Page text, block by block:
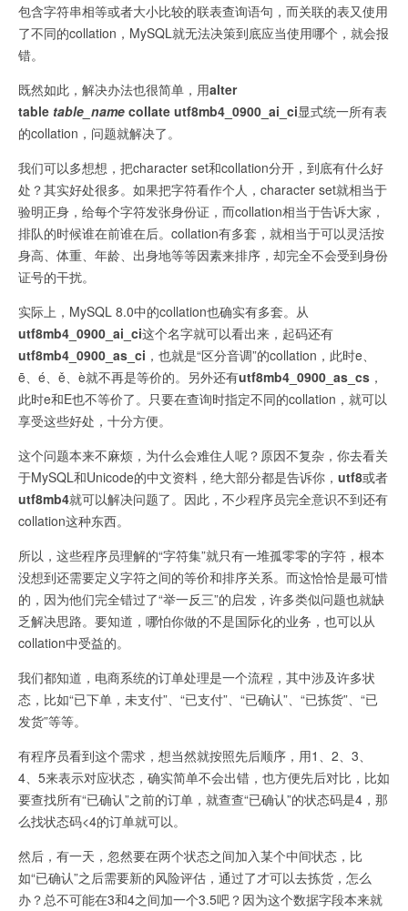
包含字符串相等或者大小比较的联表查询语句，而关联的表又使用
了不同的collation，MySQL就无法决策到底应当使用哪个，就会报
错。
既然如此，解决办法也很简单，用alter
table table_name collate utf8mb4_0900_ai_ci显式统一所有表
的collation，问题就解决了。
我们可以多想想，把character set和collation分开，到底有什么好
处？其实好处很多。如果把字符看作个人，character set就相当于
验明正身，给每个字符发张身份证，而collation相当于告诉大家，
排队的时候谁在前谁在后。collation有多套，就相当于可以灵活按
身高、体重、年龄、出身地等等因素来排序，却完全不会受到身份
证号的干扰。
实际上，MySQL 8.0中的collation也确实有多套。从
utf8mb4_0900_ai_ci这个名字就可以看出来，起码还有
utf8mb4_0900_as_ci ，也就是“区分音调”的collation，此时e、
ē、é、ě、è就不再是等价的。另外还有utf8mb4_0900_as_cs ，
此时e和E也不等价了。只要在查询时指定不同的collation，就可以
享受这些好处，十分方便。
这个问题本来不麻烦，为什么会难住人呢？原因不复杂，你去看关
于MySQL和Unicode的中文资料，绝大部分都是告诉你， utf8或者
utf8mb4就可以解决问题了。因此，不少程序员完全意识不到还有
collation这种东西。
所以，这些程序员理解的“字符集”就只有一堆孤零零的字符，根本
没想到还需要定义字符之间的等价和排序关系。而这恰恰是最可惜
的，因为他们完全错过了“举一反三”的启发，许多类似问题也就缺
乏解决思路。要知道，哪怕你做的不是国际化的业务，也可以从
collation中受益的。
我们都知道，电商系统的订单处理是一个流程，其中涉及许多状
态，比如“已下单，未支付”、“已支付”、“已确认”、“已拣货”、“已
发货”等等。
有程序员看到这个需求，想当然就按照先后顺序，用1、2、3、
4、5来表示对应状态，确实简单不会出错，也方便先后对比，比如
要查找所有“已确认”之前的订单，就查查“已确认”的状态码是4，那
么找状态码<4的订单就可以。
然后，有一天，忽然要在两个状态之间加入某个中间状态，比
如“已确认”之后需要新的风险评估，通过了才可以去拣货，怎么
办？总不可能在3和4之间加一个3.5吧？因为这个数据字段本来就